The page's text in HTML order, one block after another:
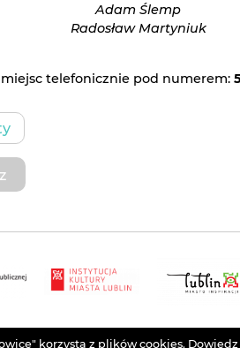
Adam Ślemp
Radosław Martyniuk
telefonicznie pod numerem:
korzysta z plików cookies.